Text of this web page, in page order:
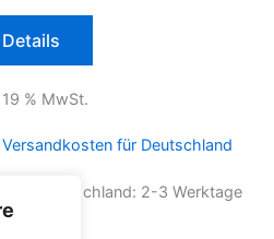
Details
% MwSt.
Versandkosten für Deutschland
Deutschland: 2-3 Werktage